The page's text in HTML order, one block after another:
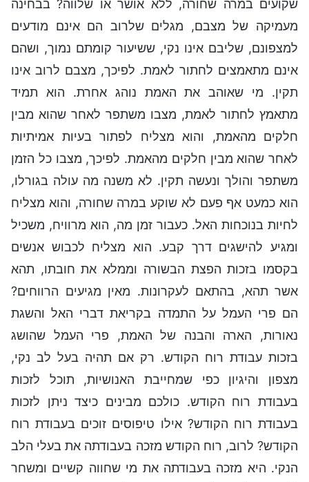
שקועים במרה שחורה, ללא אושר או שלווה? בבחינה
מעמיקה של מצבם, מגלים שלרוב הם אינם מודעים
למצפונם, שליבם אינו נקי, ששיעור קומתם נמוך, ושהם
אינם מתאמצים לחתור לאמת. לפיכך, מצבם לרוב אינו
תקין. מי שאוהב את האמת נוהג אחרת. הוא תמיד
מתאמץ לחתור לאמת, מצבו משתפר לאחר שהוא מבין
חלקים מהאמת, והוא מצליח לפתור בעיות אמיתיות
לאחר שהוא מבין חלקים מהאמת. לפיכך, מצבו כל הזמן
משתפר והולך ונעשה תקין. לא משנה מה עולה בגורלו,
הוא כמעט אף פעם לא שוקע במרה שחורה, והוא מצליח
לחיות בנוכחות האל. כעבור זמן מה, הוא מרוויח, משכיל
ומגיע להישגים דרך קבע. הוא מצליח לכבוש אנשים
בקסמו בזכות הפצת הבשורה וממלא את חובתו, תהא
אשר תהא, בהתאם לעקרונות. מאין מגיעים הרווחים?
הם פרי העמל על התמדה בקריאת דברי האל והשגת
נאורות, הארה והבנה של האמת, פרי העמל שהושג
בזכות עבודת רוח הקודש. רק אם תהיה בעל לב נקי,
מצפון והיגיון כפי שמחייבת האנושיות, תוכל לזכות
בעבודת רוח הקודש. כולכם מבינים כיצד ניתן לזכות
בעבודת רוח הקודש? אילו טיפוסים זוכים בעבודת רוח
הקודש? לרוב, רוח הקודש מזכה בעבודתה את בעלי הלב
הנקי. היא מזכה בעבודתה את מי שחווה קשיים ומשחר